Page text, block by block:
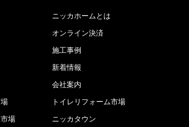
ニッカホームとは
オンライン決済
施工事例
新着情報
会社案内
トイレリフォーム市場
場
ニッカタウン